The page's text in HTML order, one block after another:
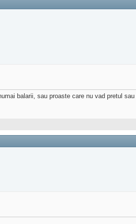
balarii, sau proaste care nu vad pretul